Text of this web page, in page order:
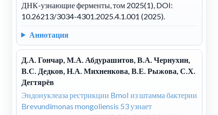
ДНК-узнающие ферменты, том 2025(1), DOI:
10.26213/3034-4301.2025.4.1.001 (2025).
Аннотация
Д.А. Гончар, М.А. Абдурашитов, В.А. Чернухин,
В.С. Дедков, Н.А. Михненкова, В.Е. Рыжова, С.Х.
Дегтярёв
Эндонуклеаза рестрикции BmoI из штамма бактерии
Brevundimonas mongoliensis 53 узнает